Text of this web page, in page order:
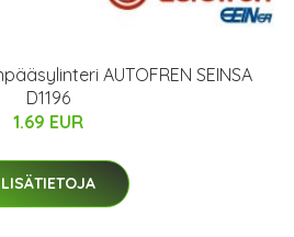
AUTOFREN SEINSA
D1196
1.69 EUR
LISÄTIETOJA